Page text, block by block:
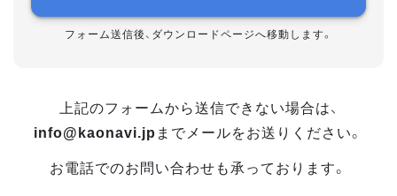
フォーム送信後、ダウンロードページへ移動します。
上記のフォームから送信できない場合は、
info@kaonavi.jp までメールをお送りください。
お電話でのお問い合わせも承っております。